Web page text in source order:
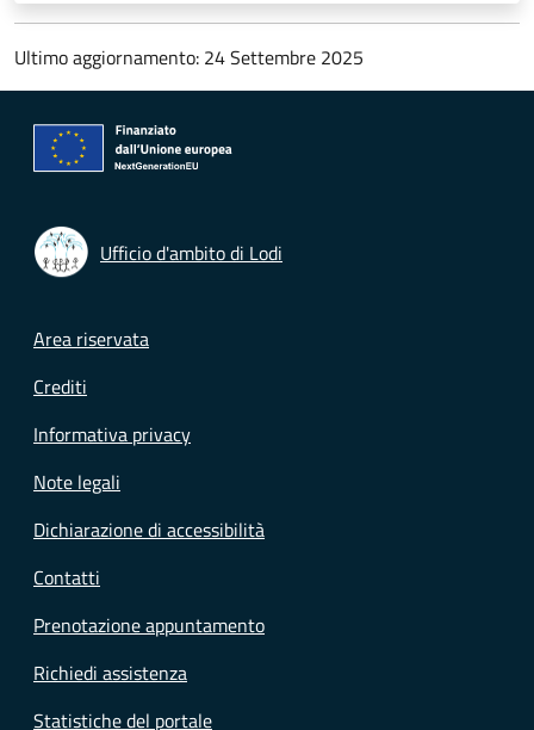
Ultimo aggiornamento: 24 Settembre 2025
Ufficio d'ambito di Lodi
Footer menu
Area riservata
Crediti
Informativa privacy
Note legali
Dichiarazione di accessibilità
Contatti
Prenotazione appuntamento
Richiedi assistenza
Statistiche del portale